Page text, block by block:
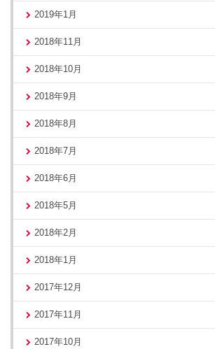
2019年1月
2018年11月
2018年10月
2018年9月
2018年8月
2018年7月
2018年6月
2018年5月
2018年2月
2018年1月
2017年12月
2017年11月
2017年10月